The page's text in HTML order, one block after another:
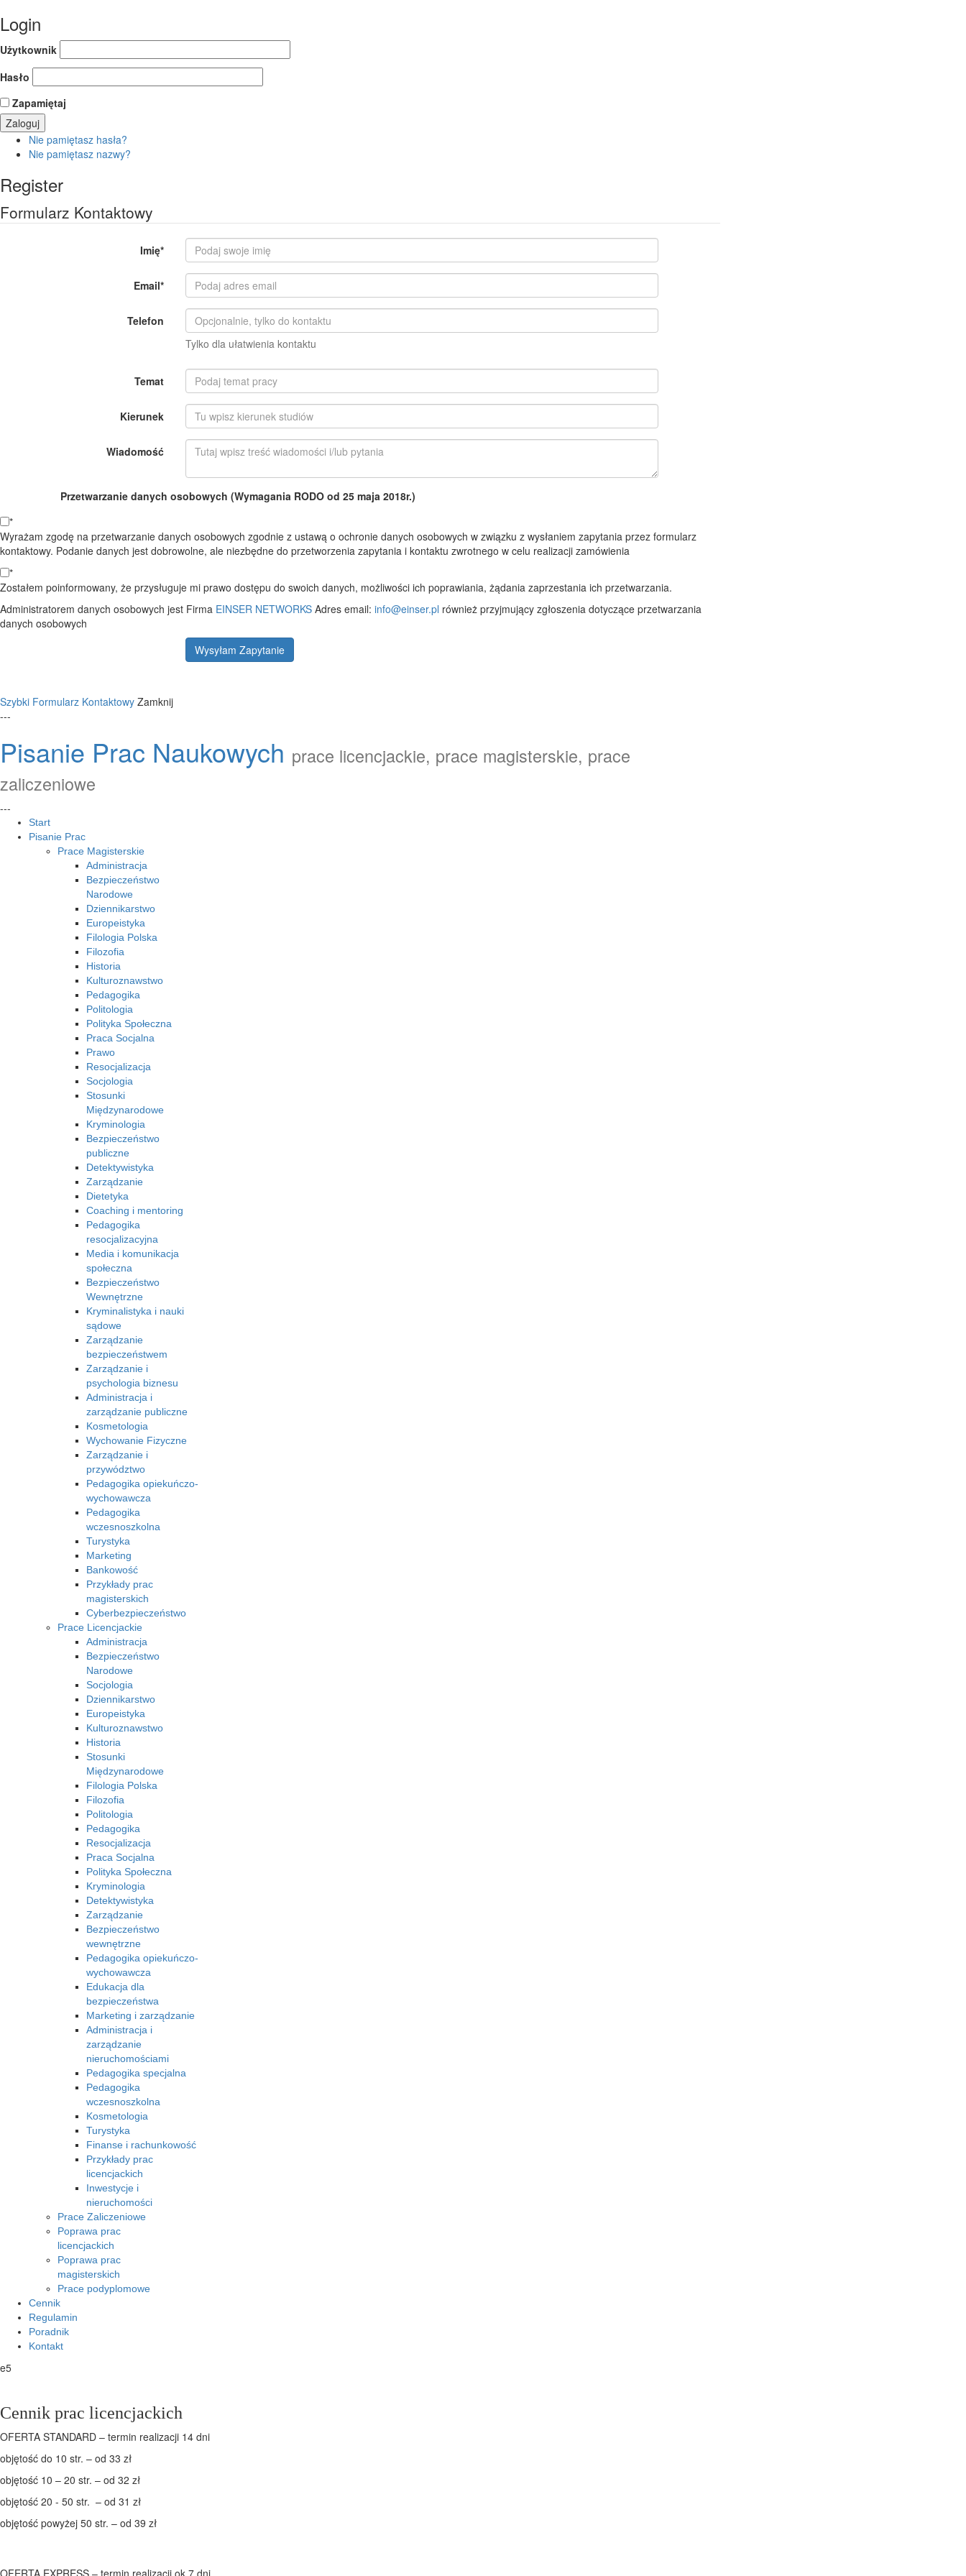
Login
Użytkownik
Hasło
Zapamiętaj
Nie pamiętasz hasła?
Nie pamiętasz nazwy?
Register
Formularz Kontaktowy
Imię*
Email*
Telefon
Tylko dla ułatwienia kontaktu
Temat
Kierunek
Wiadomość
Przetwarzanie danych osobowych (Wymagania RODO od 25 maja 2018r.)
*
Wyrażam zgodę na przetwarzanie danych osobowych zgodnie z ustawą o ochronie danych osobowych w związku z wysłaniem zapytania przez formularz
kontaktowy. Podanie danych jest dobrowolne, ale niezbędne do przetworzenia zapytania i kontaktu zwrotnego w celu realizacji zamówienia
*
Zostałem poinformowany, że przysługuje mi prawo dostępu do swoich danych, możliwości ich poprawiania, żądania zaprzestania ich przetwarzania.
Administratorem danych osobowych jest Firma EINSER NETWORKS Adres email: info@einser.pl również przyjmujący zgłoszenia dotyczące przetwarzania
danych osobowych
Wysyłam Zapytanie
Szybki Formularz Kontaktowy Zamknij
---
Pisanie Prac Naukowych prace licencjackie, prace magisterskie, prace
zaliczeniowe
---
Start
Pisanie Prac
Prace Magisterskie
Administracja
Bezpieczeństwo
Narodowe
Dziennikarstwo
Europeistyka
Filologia Polska
Filozofia
Historia
Kulturoznawstwo
Pedagogika
Politologia
Polityka Społeczna
Praca Socjalna
Prawo
Resocjalizacja
Socjologia
Stosunki
Międzynarodowe
Kryminologia
Bezpieczeństwo
publiczne
Detektywistyka
Zarządzanie
Dietetyka
Coaching i mentoring
Pedagogika
resocjalizacyjna
Media i komunikacja
społeczna
Bezpieczeństwo
Wewnętrzne
Kryminalistyka i nauki
sądowe
Zarządzanie
bezpieczeństwem
Zarządzanie i
psychologia biznesu
Administracja i
zarządzanie publiczne
Kosmetologia
Wychowanie Fizyczne
Zarządzanie i
przywództwo
Pedagogika opiekuńczo-
wychowawcza
Pedagogika
wczesnoszkolna
Turystyka
Marketing
Bankowość
Przykłady prac
magisterskich
Cyberbezpieczeństwo
Prace Licencjackie
Administracja
Bezpieczeństwo
Narodowe
Socjologia
Dziennikarstwo
Europeistyka
Kulturoznawstwo
Historia
Stosunki
Międzynarodowe
Filologia Polska
Filozofia
Politologia
Pedagogika
Resocjalizacja
Praca Socjalna
Polityka Społeczna
Kryminologia
Detektywistyka
Zarządzanie
Bezpieczeństwo
wewnętrzne
Pedagogika opiekuńczo-
wychowawcza
Edukacja dla
bezpieczeństwa
Marketing i zarządzanie
Administracja i
zarządzanie
nieruchomościami
Pedagogika specjalna
Pedagogika
wczesnoszkolna
Kosmetologia
Turystyka
Finanse i rachunkowość
Przykłady prac
licencjackich
Inwestycje i
nieruchomości
Prace Zaliczeniowe
Poprawa prac
licencjackich
Poprawa prac
magisterskich
Prace podyplomowe
Cennik
Regulamin
Poradnik
Kontakt
e5
Cennik prac licencjackich
OFERTA STANDARD – termin realizacji 14 dni
objętość do 10 str. – od 33 zł
objętość 10 – 20 str. – od 32 zł
objętość 20 - 50 str. – od 31 zł
objętość powyżej 50 str. – od 39 zł
OFERTA EXPRESS – termin realizacji ok 7 dni